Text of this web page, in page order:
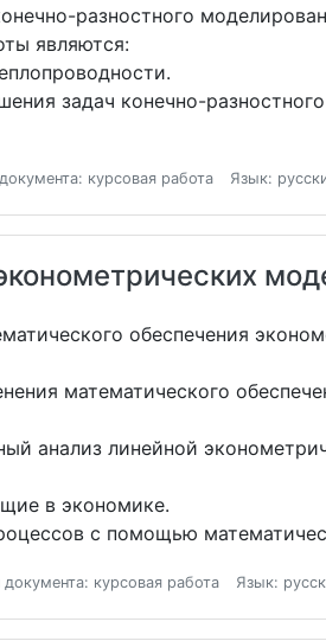
разностного
являются:
задач конечно-
курсовая работа Язык:
обеспечения
математического
анализ линейной
в экономике.
с помощью
документа: курсовая работа Язык: